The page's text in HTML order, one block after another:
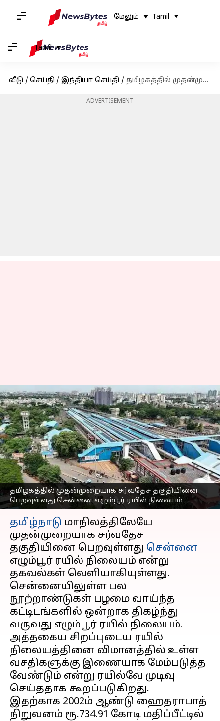
மேலும் Tamil
Tamil
வீடு / செய்தி / இந்தியா செய்தி / தமிழகத்தில் முதன்முறையாக சர்வதேச தகுதியினை பெறவுள்ளது சென்னை எழும்பூர் ரயில் நிலையம்
ADVERTISEMENT
தமிழகத்தில் முதன்முறையாக சர்வதேச தகுதியினை
பெறவுள்ளது சென்னை எழும்பூர் ரயில் நிலையம்
தமிழகத்தில்
முதன்முறையாக சர்வதேச
தகுதியினை பெறவுள்ளது
சென்னை எழும்பூர் ரயில்
நிலையம்
எழுதியவர் Nivetha P Oct 16, 2023 01:18 pm
செய்தி முன்னோட்டம்
தமிழ்நாடு மாநிலத்திலேயே
முதன்முறையாக சர்வதேச
தகுதியினை பெறவுள்ளது சென்னை
எழும்பூர் ரயில் நிலையம் என்று
தகவல்கள் வெளியாகியுள்ளது.
சென்னையிலுள்ள பல
நூற்றாண்டுகள் பழமை வாய்ந்த
கட்டிடங்களில் ஒன்றாக திகழ்ந்து
வருவது எழும்பூர் ரயில் நிலையம்.
அத்தகைய சிறப்புடைய ரயில்
நிலையத்தினை விமானத்தில் உள்ள
வசதிகளுக்கு இணையாக மேம்படுத்த
வேண்டும் என்று ரயில்வே முடிவு
செய்ததாக கூறப்படுகிறது.
இதற்காக 2002ம் ஆண்டு ஹைதராபாத்
நிறுவனம் ரூ.734.91 கோடி மதிப்பீட்டில்